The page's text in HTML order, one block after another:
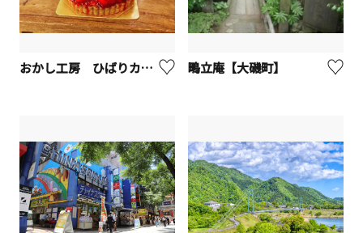
おかし工房 ひばりカフェ【座間市】 鴫立庵【大磯町】